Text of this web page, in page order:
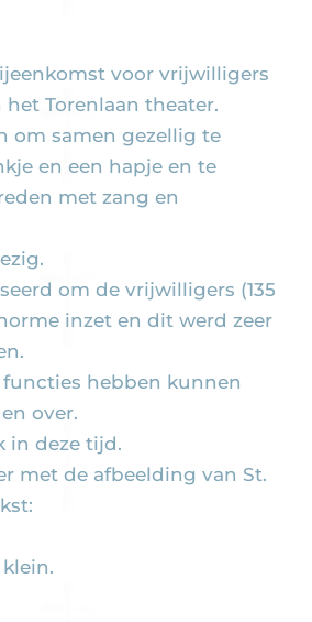
voor vrijwilligers
Torenlaan theater.
om samen gezellig te
en een hapje en te
met zang en
om de vrijwilligers (135
inzet en dit werd zeer
hebben kunnen
over.
in deze tijd.
met de afbeelding van St.